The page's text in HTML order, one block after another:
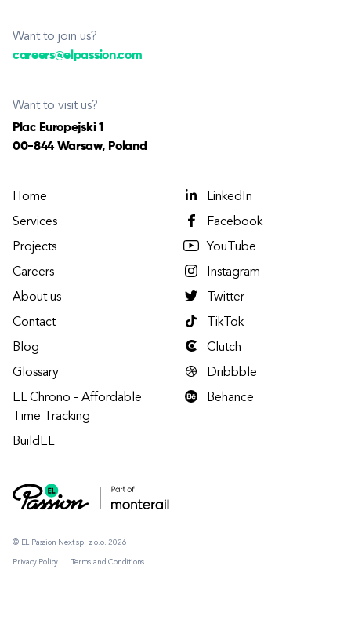
Want to join us?
careers@elpassion.com
Want to visit us?
Plac Europejski 1
00-844 Warsaw, Poland
© EL Passion Next sp. z o.o. 2026
Privacy Policy Terms and Conditions
Home
Services
Projects
Careers
About us
Contact
Blog
Glossary
EL Chrono - Affordable
Time Tracking
BuildEL
LinkedIn
Facebook
YouTube
Instagram
Twitter
TikTok
Clutch
Dribbble
Behance